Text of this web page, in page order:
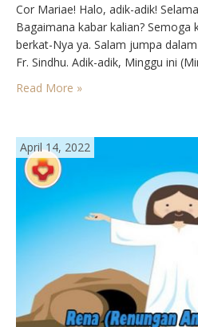
Cor Mariae! Halo, adik-adik!
Bagaimana kabar kalian? Semoga
berkat-Nya ya. Salam jumpa
Fr. Sindhu. Adik-adik, Minggu ini
belum untuk merenungkan Injil hari…
Read More »
April 14, 2022